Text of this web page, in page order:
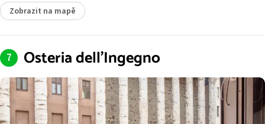
Zobrazit na mapě
Osteria dell'Ingegno